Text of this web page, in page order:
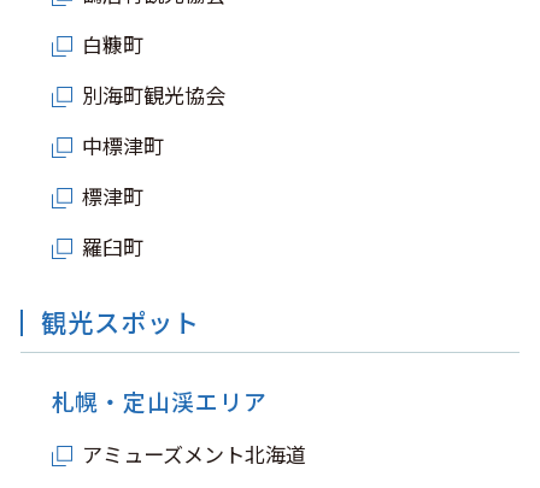
白糠町
別海町観光協会
中標津町
標津町
羅臼町
観光スポット
札幌・定山渓エリア
アミューズメント北海道